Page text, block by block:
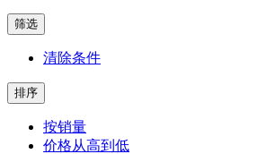
筛选
清除条件
排序
按销量
价格从高到低